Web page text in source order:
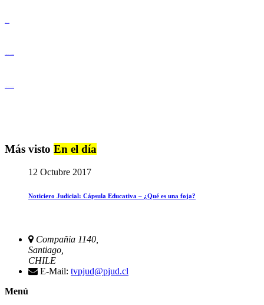
Más visto En el día
12 Octubre 2017
Noticiero Judicial: Cápsula Educativa – ¿Qué es una foja?
Compañia 1140,
Santiago,
CHILE
E-Mail: tvpjud@pjud.cl
Menú